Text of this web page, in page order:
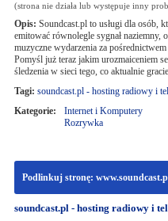
(strona nie działa lub występuje inny
Opis: Soundcast.pl to usługi dla osób,
emitować równolegle sygnał naziemny,
muzyczne wydarzenia za
Pomyśl już teraz jakim urozmaiceniem
śledzenia w sieci tego, co aktualnie
Tagi: soundcast.pl - hosting radiowy i
Kategorie:
Internet i Komputery
Rozrywka
Podlinkuj stronę:
soundcast.pl - hosting radiowy i